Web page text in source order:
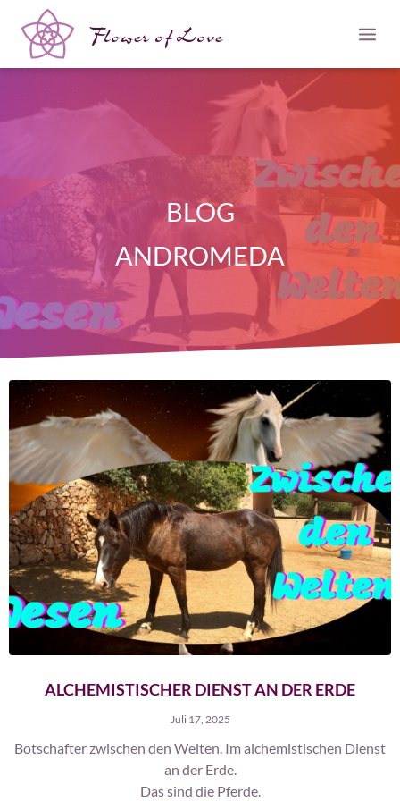
Flower of Love
BLOG
ANDROMEDA
ALCHEMISTISCHER DIENST AN DER ERDE
Juli 17, 2025
Botschafter zwischen den Welten. Im alchemistischen Dienst
an der Erde.
Das sind die Pferde.